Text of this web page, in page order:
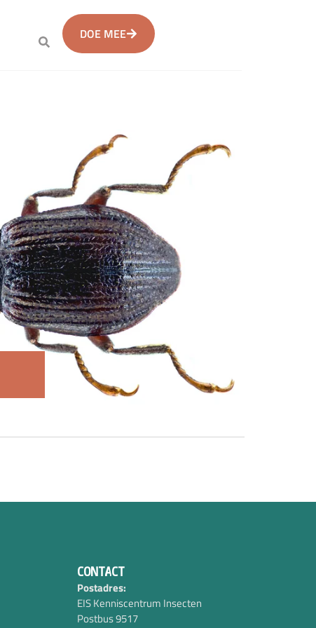
DOE MEE
CONTACT
Postadres:
EIS Kenniscentrum Insecten
Postbus 9517